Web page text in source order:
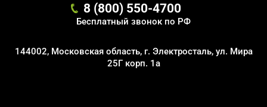
8 (800) 550-4700
Бесплатный звонок по РФ
144002, Московская область, г. Электросталь, ул. Мира
25Г корп. 1а